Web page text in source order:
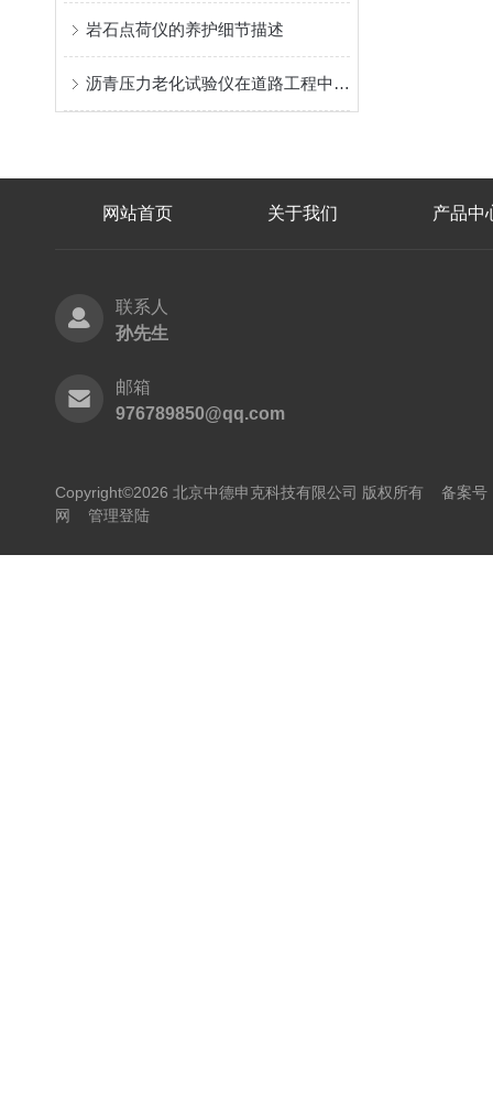
岩石点荷仪的养护细节描述
沥青压力老化试验仪在道路工程中的应用
网站首页 关于我们 产品中
联系人
孙先生
邮箱
976789850@qq.com
Copyright©2026 北京中德申克科技有限公司 版权所有 备案号
网
管理登陆